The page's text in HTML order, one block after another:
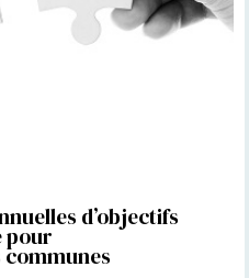
d’objectifs
pour
communes